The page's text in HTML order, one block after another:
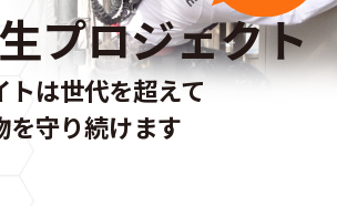
プロジェクト
トは世代を超えて
を守り続けます